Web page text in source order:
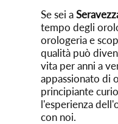
Se sei a
tempo degli
orologeria e
qualità può
vita per anni a
appassionato di
principiante
l'esperienza
con noi.